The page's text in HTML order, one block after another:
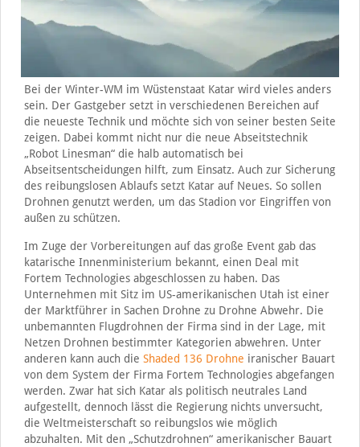
Bei der Winter-WM im Wüstenstaat Katar wird vieles anders
sein. Der Gastgeber setzt in verschiedenen Bereichen auf
die neueste Technik und möchte sich von seiner besten Seite
zeigen. Dabei kommt nicht nur die neue Abseitstechnik
„Robot Linesman“ die halb automatisch bei
Abseitsentscheidungen hilft, zum Einsatz. Auch zur Sicherung
des reibungslosen Ablaufs setzt Katar auf Neues. So sollen
Drohnen genutzt werden, um das Stadion vor Eingriffen von
außen zu schützen.
Im Zuge der Vorbereitungen auf das große Event gab das
katarische Innenministerium bekannt, einen Deal mit
Fortem Technologies abgeschlossen zu haben. Das
Unternehmen mit Sitz im US-amerikanischen Utah ist einer
der Marktführer in Sachen Drohne zu Drohne Abwehr. Die
unbemannten Flugdrohnen der Firma sind in der Lage, mit
Netzen Drohnen bestimmter Kategorien abwehren. Unter
anderen kann auch die Shaded 136 Drohne iranischer Bauart
von dem System der Firma Fortem Technologies abgefangen
werden. Zwar hat sich Katar als politisch neutrales Land
aufgestellt, dennoch lässt die Regierung nichts unversucht,
die Weltmeisterschaft so reibungslos wie möglich
abzuhalten. Mit den „Schutzdrohnen“ amerikanischer Bauart